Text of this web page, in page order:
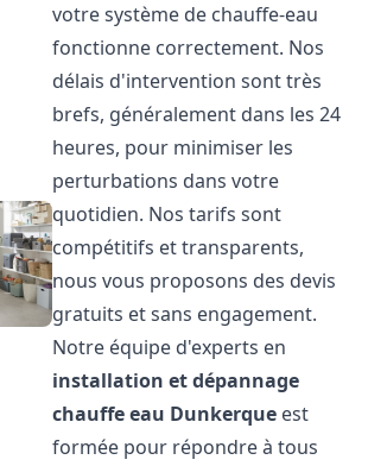
votre système de chauffe-eau
fonctionne correctement. Nos
délais d'intervention sont très
brefs, généralement dans les 24
heures, pour minimiser les
perturbations dans votre
quotidien. Nos tarifs sont
compétitifs et transparents,
nous vous proposons des devis
gratuits et sans engagement.
Notre équipe d'experts en
installation et dépannage
chauffe eau Dunkerque est
formée pour répondre à tous